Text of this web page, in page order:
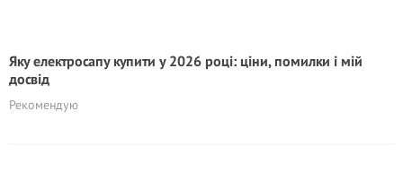
Яку електросапу купити у 2026 році: ціни, помилки і мій
досвід
Рекомендую